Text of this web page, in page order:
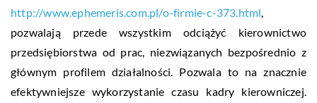
http://www.ephemeris.com.pl/o-firmie-c-373.html
pozwalają przede wszystkim odciążyć kierownictwo
przedsiębiorstwa od prac, niezwiązanych bezpośrednio z
głównym profilem działalności. Pozwala to na znacznie
efektywniejsze wykorzystanie czasu kadry kierowniczej.